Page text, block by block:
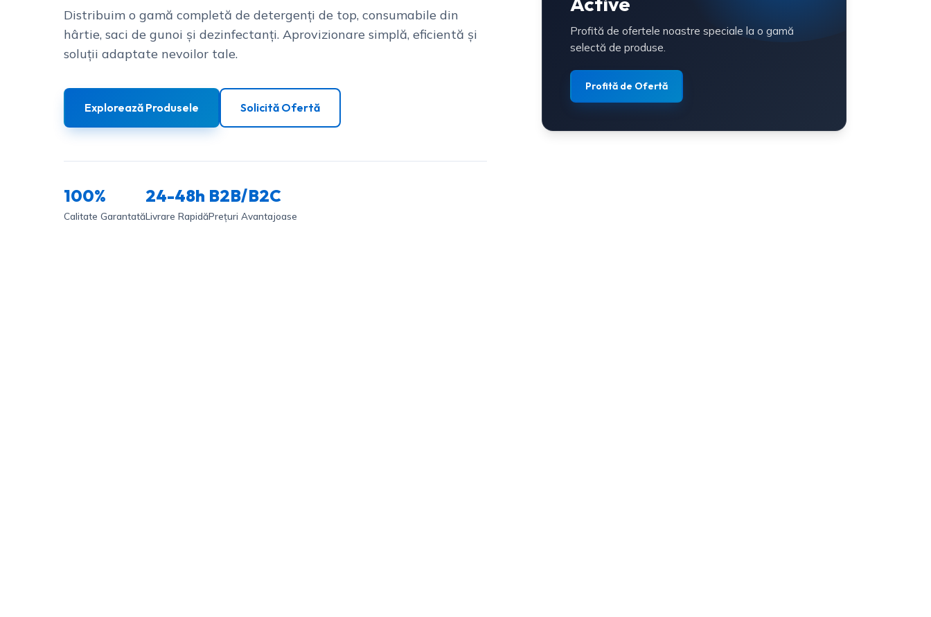
Distribuim o gamă completă de detergenți de top, consumabile din
hârtie, saci de gunoi și dezinfectanți. Aprovizionare simplă, eficientă și
soluții adaptate nevoilor tale.
Explorează Produsele Solicită Ofertă
100%
Calitate Garantată
24-48h
Livrare Rapidă
B2B/B2C
Prețuri Avantajoase
Profită de ofertele noastre speciale la o gamă
selectă de produse.
Profită de Ofertă